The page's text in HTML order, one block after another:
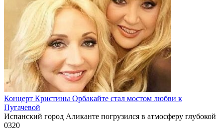
Концерт Кристины Орбакайте стал мостом любви к
Пугачевой
Испанский город Аликанте погрузился в атмосферу глубокой
0320